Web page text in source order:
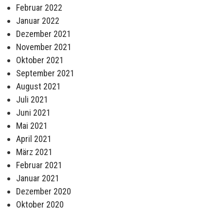
Februar 2022
Januar 2022
Dezember 2021
November 2021
Oktober 2021
September 2021
August 2021
Juli 2021
Juni 2021
Mai 2021
April 2021
März 2021
Februar 2021
Januar 2021
Dezember 2020
Oktober 2020